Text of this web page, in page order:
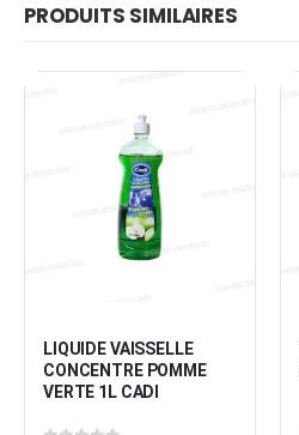
PRODUITS SIMILAIRES
LIQUIDE VAISSELLE
CONCENTRE POMME
VERTE 1L CADI